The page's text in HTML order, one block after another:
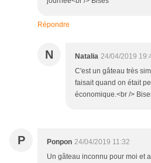
Répondre
N Natalia 24/04/2019
C'est un gâteau très
faisait quand on était
économique.<br />
P Ponpon 24/04/2019 11:32
Un gâteau inconnu pour moi et